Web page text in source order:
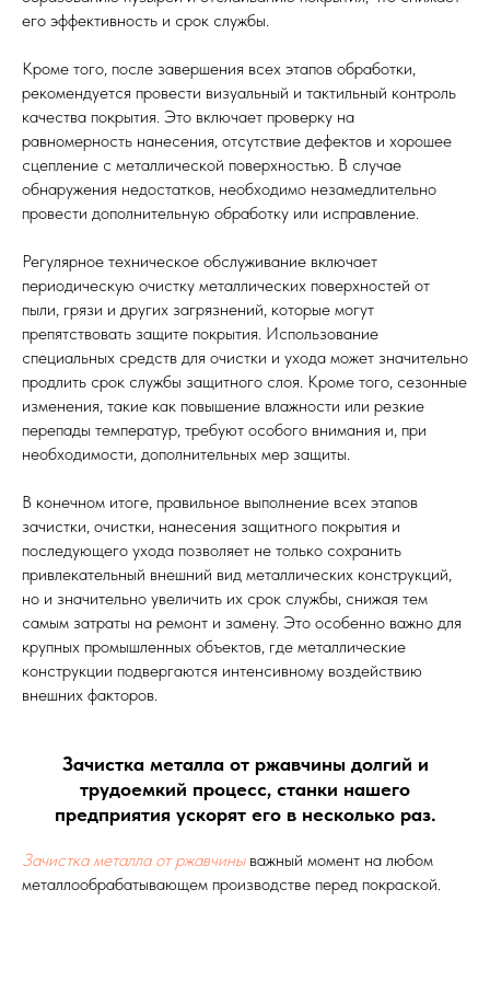
его эффективность и срок службы.
Кроме того, после завершения всех этапов обработки,
рекомендуется провести визуальный и тактильный контроль
качества покрытия. Это включает проверку на
равномерность нанесения, отсутствие дефектов и хорошее
сцепление с металлической поверхностью. В случае
обнаружения недостатков, необходимо незамедлительно
провести дополнительную обработку или исправление.
Регулярное техническое обслуживание включает
периодическую очистку металлических поверхностей от
пыли, грязи и других загрязнений, которые могут
препятствовать защите покрытия. Использование
специальных средств для очистки и ухода может значительно
продлить срок службы защитного слоя. Кроме того, сезонные
изменения, такие как повышение влажности или резкие
перепады температур, требуют особого внимания и, при
необходимости, дополнительных мер защиты.
В конечном итоге, правильное выполнение всех этапов
зачистки, очистки, нанесения защитного покрытия и
последующего ухода позволяет не только сохранить
привлекательный внешний вид металлических конструкций,
но и значительно увеличить их срок службы, снижая тем
самым затраты на ремонт и замену. Это особенно важно для
крупных промышленных объектов, где металлические
конструкции подвергаются интенсивному воздействию
внешних факторов.
Зачистка металла от ржавчины долгий и
трудоемкий процесс, станки нашего
предприятия ускорят его в несколько раз.
Зачистка металла от ржавчиныважный момент на любом
металлообрабатывающем производстве перед покраской.